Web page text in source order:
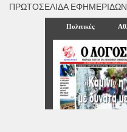
ΠΡΩΤΟΣΈΛΙΔΑ ΕΦΗΜΕΡΊΔΩΝ